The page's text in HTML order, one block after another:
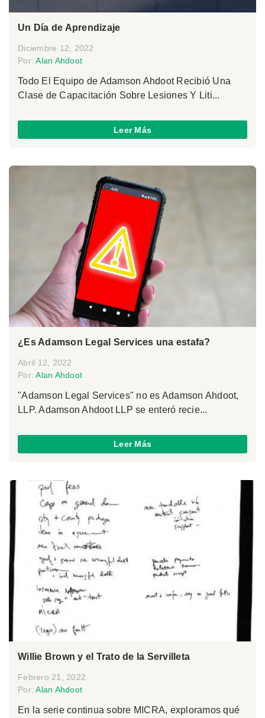
Un Día de Aprendizaje
Diciembre 12, 2022
Por:Alan Ahdoot
Todo El Equipo de Adamson Ahdoot Recibió Una
Clase de Capacitación Sobre Lesiones Y Liti...
Leer Más
¿Es Adamson Legal Services una estafa?
Abril 12, 2022
Por:Alan Ahdoot
"Adamson Legal Services" no es Adamson Ahdoot,
LLP. Adamson Ahdoot LLP se enteró recie...
Leer Más
Willie Brown y el Trato de la Servilleta
Febrero 21, 2022
Por:Alan Ahdoot
En la serie continua sobre MICRA, exploramos qué